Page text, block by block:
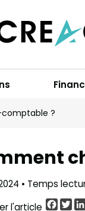
?
• Temps
l'article